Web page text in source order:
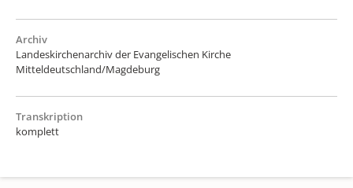
Archiv
Landeskirchenarchiv der Evangelischen Kirche
Mitteldeutschland/Magdeburg
Transkription
komplett